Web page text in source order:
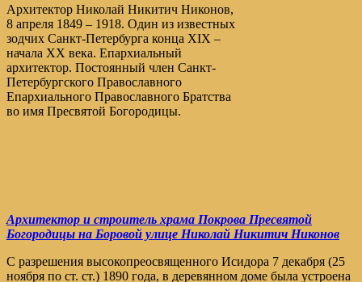
Архитектор Николай Никитич Никонов,
8 апреля 1849 – 1918. Один из известных
зодчих Санкт-Петербурга конца XIX –
начала XX века. Епархиальный
архитектор. Постоянный член Санкт-
Петербургского Православного
Епархиального Православного Братства
во имя Пресвятой Богородицы.
Архитектор и строитель храма Покрова Пресвятой
Богородицы на Боровой улице Николай Никитич Никонов
С разрешения высокопреосвященного Исидора 7 декабря (25
ноября по ст. ст.) 1890 года, в деревянном доме была устроена